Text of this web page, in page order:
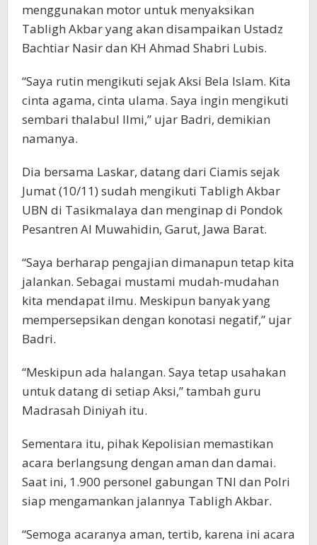
menggunakan motor untuk menyaksikan
Tabligh Akbar yang akan disampaikan Ustadz
Bachtiar Nasir dan KH Ahmad Shabri Lubis.
“Saya rutin mengikuti sejak Aksi Bela Islam. Kita
cinta agama, cinta ulama. Saya ingin mengikuti
sembari thalabul Ilmi,” ujar Badri, demikian
namanya.
Dia bersama Laskar, datang dari Ciamis sejak
Jumat (10/11) sudah mengikuti Tabligh Akbar
UBN di Tasikmalaya dan menginap di Pondok
Pesantren Al Muwahidin, Garut, Jawa Barat.
“Saya berharap pengajian dimanapun tetap kita
jalankan. Sebagai mustami mudah-mudahan
kita mendapat ilmu. Meskipun banyak yang
mempersepsikan dengan konotasi negatif,” ujar
Badri.
“Meskipun ada halangan. Saya tetap usahakan
untuk datang di setiap Aksi,” tambah guru
Madrasah Diniyah itu.
Sementara itu, pihak Kepolisian memastikan
acara berlangsung dengan aman dan damai.
Saat ini, 1.900 personel gabungan TNI dan Polri
siap mengamankan jalannya Tabligh Akbar.
“Semoga acaranya aman, tertib, karena ini acara